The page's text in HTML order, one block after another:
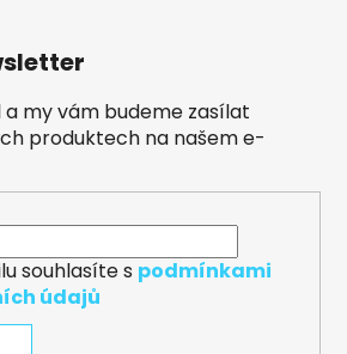
my vám budeme zasílat
produktech na našem e-
souhlasíte s podmínkami
údajů